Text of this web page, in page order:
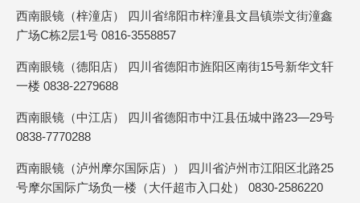
西南眼镜（梓潼店） 四川省绵阳市梓潼县文昌镇崇文街潼鑫
广场C栋2层1号 0816-3558857
西南眼镜（德阳店） 四川省德阳市旌阳区南街15号新华文轩
一楼 0838-2279688
西南眼镜（中江店） 四川省德阳市中江县伍城中路23—29号
0838-7770288
西南眼镜（泸州摩尔国际店）） 四川省泸州市江阳区北路25
号摩尔国际广场负一楼（大仟超市入口处） 0830-2586220